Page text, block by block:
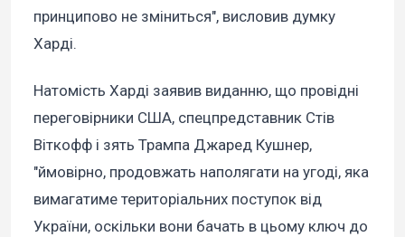
принципово не зміниться", висловив думку
Харді.
Натомість Харді заявив виданню, що провідні
переговірники США, спецпредставник Стів
Віткофф і зять Трампа Джаред Кушнер,
"ймовірно, продовжать наполягати на угоді, яка
вимагатиме територіальних поступок від
України, оскільки вони бачать в цьому ключ до